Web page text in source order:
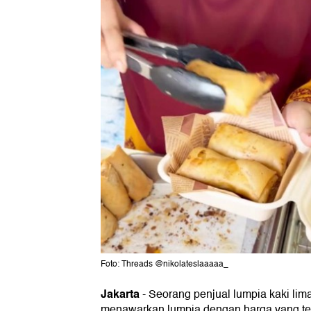
Foto: Threads @nikolateslaaaaa_
Jakarta-Seorang penjual lumpia kaki